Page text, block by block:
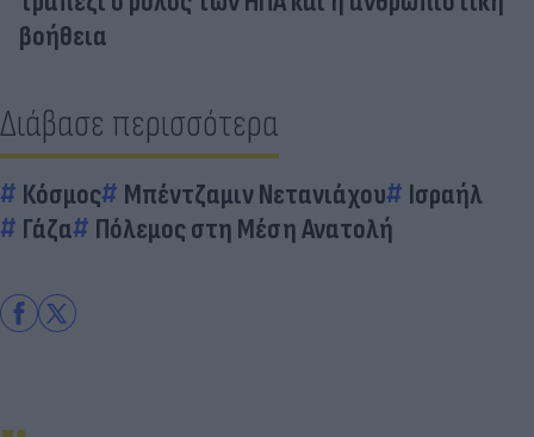
βοήθεια
Διάβασε περισσότερα
Κόσμος Μπέντζαμιν Νετανιάχου
Ισραήλ
Γάζα
Πόλεμος στη Μέση Ανατολή